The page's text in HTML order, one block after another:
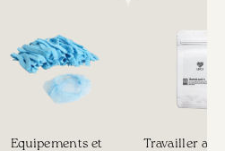
Equipements et
Travailler